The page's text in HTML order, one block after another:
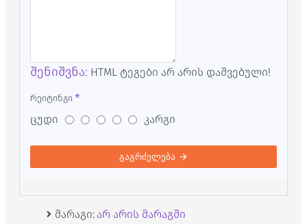
შენიშვნა: HTML ტეგები არ არის დაშვებული!
რეიტინგი
ცუდი კარგი
გაგრძელება
მარაგი: არ არის მარაგში